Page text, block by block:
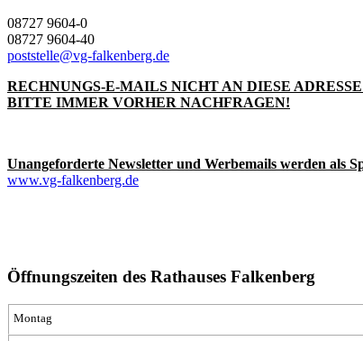
08727 9604-0
08727 9604-40
poststelle@vg-falkenberg.de
RECHNUNGS-E-MAILS NICHT AN DIESE
BITTE IMMER VORHER NACHFRAGEN!
Unangeforderte Newsletter und Werbemails werden als
www.vg-falkenberg.de
Öffnungszeiten des Rathauses Falkenberg
Montag